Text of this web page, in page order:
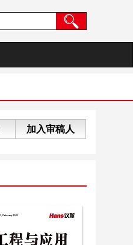
加入审稿人